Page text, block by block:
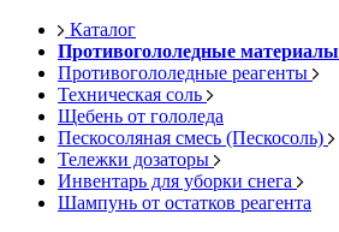
Каталог
Противогололедные материалы
Противогололедные реагенты
Техническая соль
Щебень от гололеда
Пескосоляная смесь (Пескосоль)
Тележки дозаторы
Инвентарь для уборки снега
Шампунь от остатков реагента